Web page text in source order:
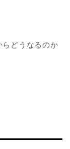
どうなるのか